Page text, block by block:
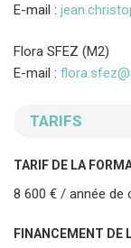
E-mail :
Flora SFEZ (M2)
E-mail :
TARIFS
TARIF DE LA
8 600 € / année de
FINANCEMENT DE